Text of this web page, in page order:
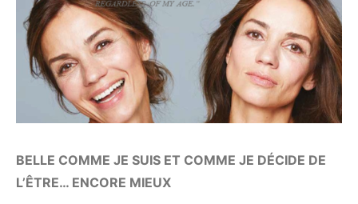
BELLE COMME JE SUIS ET COMME JE DÉCIDE DE
L’ÊTRE… ENCORE MIEUX